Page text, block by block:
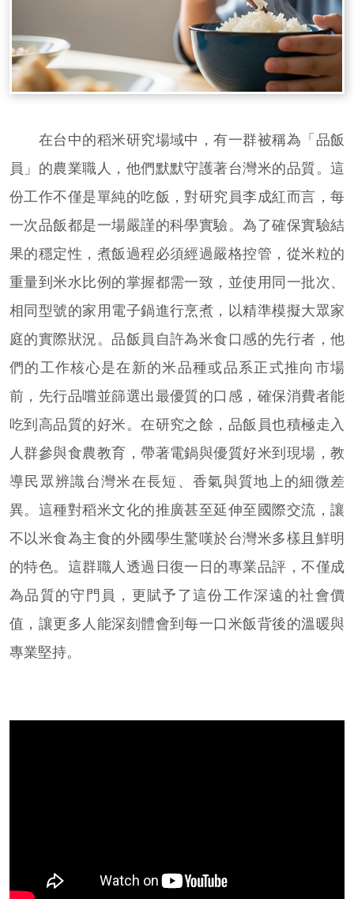
在台中的稻米研究場域中，有一群被稱為「品飯
員」的農業職人，他們默默守護著台灣米的品質。這
份工作不僅是單純的吃飯，對研究員李成紅而言，每
一次品飯都是一場嚴謹的科學實驗。為了確保實驗結
果的穩定性，煮飯過程必須經過嚴格控管，從米粒的
重量到米水比例的掌握都需一致，並使用同一批次、
相同型號的家用電子鍋進行烹煮，以精準模擬大眾家
庭的實際狀況。品飯員自許為米食口感的先行者，他
們的工作核心是在新的米品種或品系正式推向市場
前，先行品嚐並篩選出最優質的口感，確保消費者能
吃到高品質的好米。在研究之餘，品飯員也積極走入
人群參與食農教育，帶著電鍋與優質好米到現場，教
導民眾辨識台灣米在長短、香氣與質地上的細微差
異。這種對稻米文化的推廣甚至延伸至國際交流，讓
不以米食為主食的外國學生驚嘆於台灣米多樣且鮮明
的特色。這群職人透過日復一日的專業品評，不僅成
為品質的守門員，更賦予了這份工作深遠的社會價
值，讓更多人能深刻體會到每一口米飯背後的溫暖與
專業堅持。